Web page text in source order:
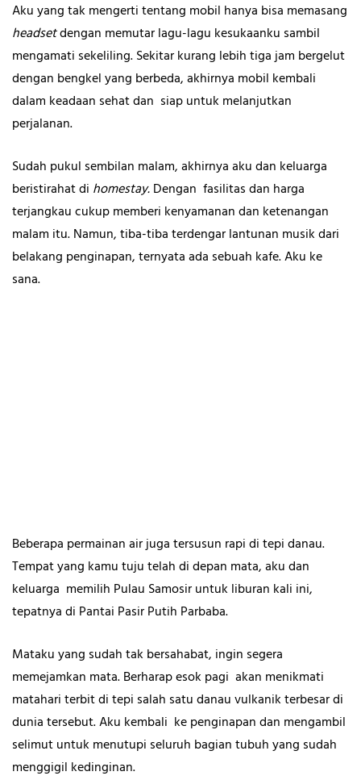
Aku yang tak mengerti tentang mobil hanya bisa memasang
headsetdengan memutar lagu-lagu kesukaanku sambil
mengamati sekeliling. Sekitar kurang lebih tiga jam bergelut
dengan bengkel yang berbeda, akhirnya mobil kembali
dalam keadaan sehat dan siap untuk melanjutkan
perjalanan.
Sudah pukul sembilan malam, akhirnya aku dan keluarga
beristirahat di homestay.Dengan fasilitas dan harga
terjangkau cukup memberi kenyamanan dan ketenangan
malam itu. Namun, tiba-tiba terdengar lantunan musik dari
belakang penginapan, ternyata ada sebuah kafe. Aku ke
sana.
Beberapa permainan air juga tersusun rapi di tepi danau.
Tempat yang kamu tuju telah di depan mata, aku dan
keluarga memilih Pulau Samosir untuk liburan kali ini,
tepatnya di Pantai Pasir Putih Parbaba.
Mataku yang sudah tak bersahabat, ingin segera
memejamkan mata. Berharap esok pagi akan menikmati
matahari terbit di tepi salah satu danau vulkanik terbesar di
dunia tersebut. Aku kembali ke penginapan dan mengambil
selimut untuk menutupi seluruh bagian tubuh yang sudah
menggigil kedinginan.